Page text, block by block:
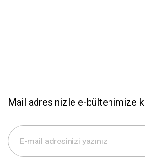
Mail adresinizle e-bültenimize